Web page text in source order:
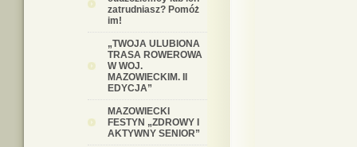
zatrudniasz? Pomóż
im!
„TWOJA ULUBIONA
TRASA ROWEROWA
W WOJ.
MAZOWIECKIM. II
EDYCJA”
MAZOWIECKI
FESTYN „ZDROWY I
AKTYWNY SENIOR”